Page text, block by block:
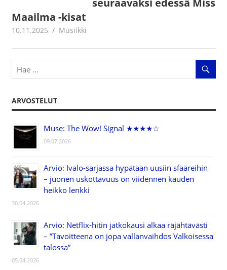
seuraavaksi edessä Miss
Maailma -kisat
10.11.2025 Juha Kaunisto
Musiikki
ARVOSTELUT
Muse: The Wow! Signal ★★★★☆
09.07.2026
Arvio: Ivalo-sarjassa hypätään uusiin sfääreihin
– juonen uskottavuus on viidennen kauden
heikko lenkki
30.04.2026
Arvio: Netflix-hitin jatkokausi alkaa räjähtävästi
– ”Tavoitteena on jopa vallanvaihdos Valkoisessa
talossa”
05.04.2026